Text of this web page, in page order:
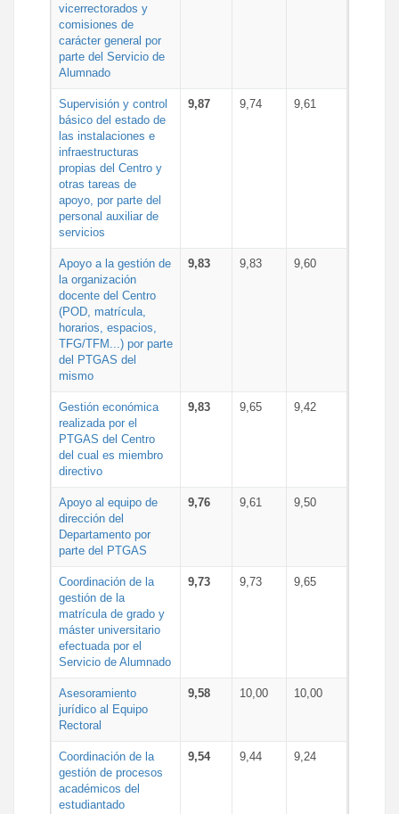
vicerrectorados y
comisiones de
carácter general por
parte del Servicio de
Alumnado
Supervisión y control
básico del estado de
las instalaciones e
infraestructuras
propias del Centro y
otras tareas de
apoyo, por parte del
personal auxiliar de
servicios
9,87 9,74 9,61
Apoyo a la gestión de
la organización
docente del Centro
(POD, matrícula,
horarios, espacios,
TFG/TFM...) por parte
del PTGAS del
mismo
9,83 9,83 9,60
Gestión económica
realizada por el
PTGAS del Centro
del cual es miembro
directivo
9,83 9,65 9,42
Apoyo al equipo de
dirección del
Departamento por
parte del PTGAS
9,76 9,61 9,50
Coordinación de la
gestión de la
matrícula de grado y
máster universitario
efectuada por el
Servicio de Alumnado
9,73 9,73 9,65
Asesoramiento
jurídico al Equipo
Rectoral
9,58 10,00 10,00
Coordinación de la
gestión de procesos
académicos del
estudiantado
9,54 9,44 9,24